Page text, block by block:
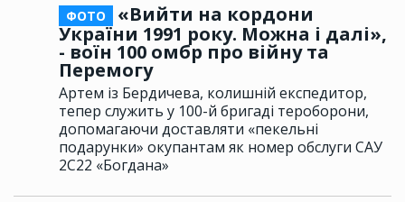
ФОТО
«Вийти на кордони
України 1991 року. Можна і далі»,
- воїн 100 омбр про війну та
Перемогу
Артем із Бердичева, колишній експедитор,
тепер служить у 100-й бригаді тероборони,
допомагаючи доставляти «пекельні
подарунки» окупантам як номер обслуги САУ
2С22 «Богдана»